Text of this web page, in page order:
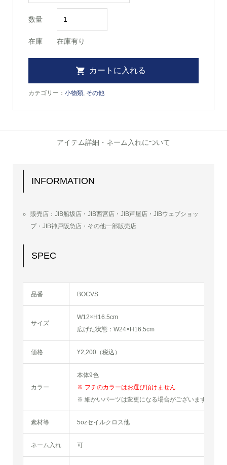
数量
在庫 在庫有り
カテゴリー： 小物類, その他
アイテム詳細・ネーム入れについて
INFORMATION
販売店：JIB船坂店・JIB西宮店・JIB芦屋店・JIBウェブショッ
プ・JIB神戸阪急店・その他一部販売店
SPEC
品番 BOCVS
サイズ
W12×H16.5cm
広げた状態：W24×H16.5cm
価格 ¥2,200（税込）
カラー
本体9色
※ フチのカラーはお選び頂けません
※ 細かいパーツは変更になる場合がございます
素材等 5ozセイルクロス他
ネーム入れ 可